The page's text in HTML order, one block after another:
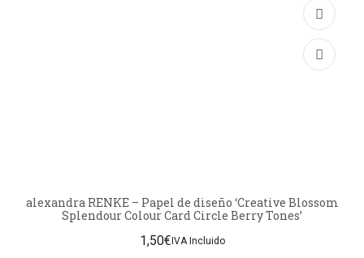
alexandra RENKE – Papel de diseño ‘Creative Blossom
Splendour Colour Card Circle Berry Tones’
1,50€IVA Incluido